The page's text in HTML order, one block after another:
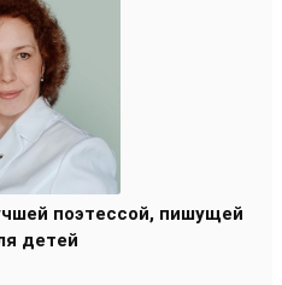
поэтессой, пишущей
детей